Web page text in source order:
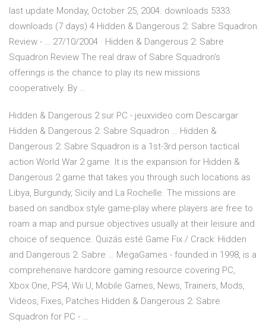
last update Monday, October 25, 2004. downloads 5333.
downloads (7 days) 4 Hidden & Dangerous 2: Sabre Squadron
Review - … 27/10/2004 · Hidden & Dangerous 2: Sabre
Squadron Review The real draw of Sabre Squadron's
offerings is the chance to play its new missions
cooperatively. By …
Hidden & Dangerous 2 sur PC - jeuxvideo.com Descargar
Hidden & Dangerous 2: Sabre Squadron … Hidden &
Dangerous 2: Sabre Squadron is a 1st-3rd person tactical
action World War 2 game. It is the expansion for Hidden &
Dangerous 2 game that takes you through such locations as
Libya, Burgundy, Sicily and La Rochelle. The missions are
based on sandbox style game-play where players are free to
roam a map and pursue objectives usually at their leisure and
choice of sequence. Quizás esté Game Fix / Crack: Hidden
and Dangerous 2: Sabre … MegaGames - founded in 1998, is a
comprehensive hardcore gaming resource covering PC,
Xbox One, PS4, Wii U, Mobile Games, News, Trainers, Mods,
Videos, Fixes, Patches Hidden & Dangerous 2: Sabre
Squadron for PC - …